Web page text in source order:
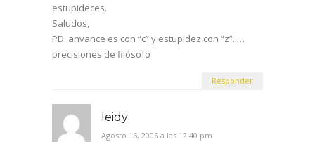
estupideces.
Saludos,
PD: anvance es con “c” y estupidez con “z”. …
precisiones de filósofo
Responder
leidy
Agosto 16, 2006 a las 12:40 pm